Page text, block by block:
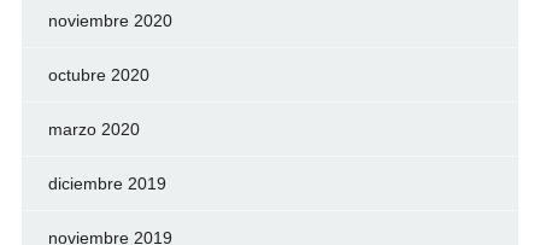
noviembre 2020
octubre 2020
marzo 2020
diciembre 2019
noviembre 2019